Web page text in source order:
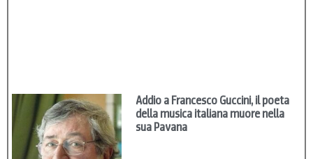
Addio a Francesco Guccini, il poeta
della musica italiana muore nella
sua Pavana